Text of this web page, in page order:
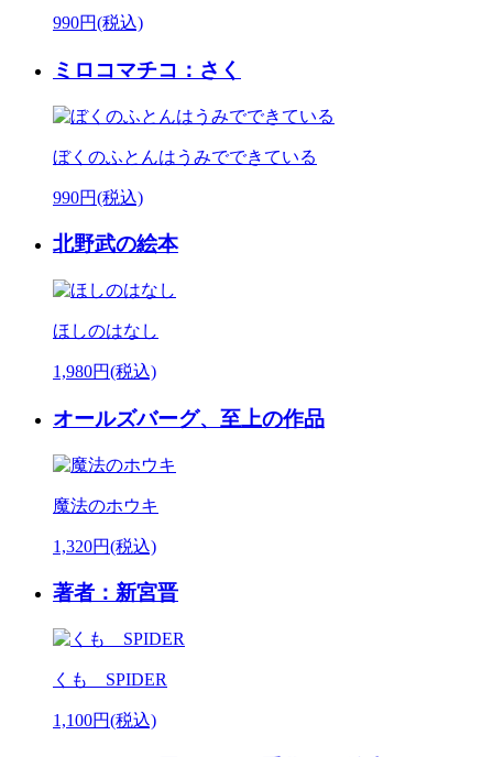
990円(税込)
ミロコマチコ：さく
ぼくのふとんはうみでできている
990円(税込)
北野武の絵本
ほしのはなし
1,980円(税込)
オールズバーグ、至上の作品
魔法のホウキ
1,320円(税込)
著者：新宮晋
くも SPIDER
1,100円(税込)